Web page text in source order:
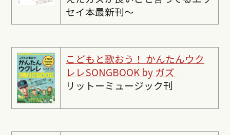
セイ本最新刊〜
こどもと歌おう！ かんたんウク
レレSONGBOOK by ガズ
リットーミュージック刊